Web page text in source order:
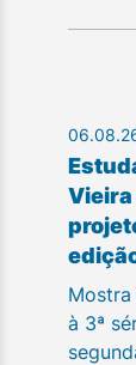
Vieira
Mostra
à 3ª